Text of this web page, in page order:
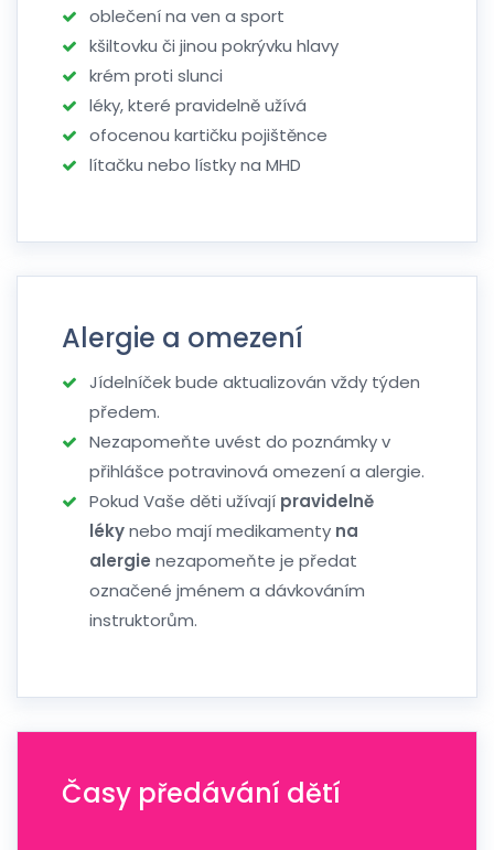
oblečení na ven a sport
kšiltovku či jinou pokrývku hlavy
krém proti slunci
léky, které pravidelně užívá
ofocenou kartičku pojištěnce
lítačku nebo lístky na MHD
Alergie a omezení
Jídelníček bude aktualizován vždy týden
předem.
Nezapomeňte uvést do poznámky v
přihlášce potravinová omezení a alergie.
Pokud Vaše děti užívají pravidelně
lékynebo mají medikamenty na
alergie nezapomeňte je předat
označené jménem a dávkováním
instruktorům.
Časy předávání dětí